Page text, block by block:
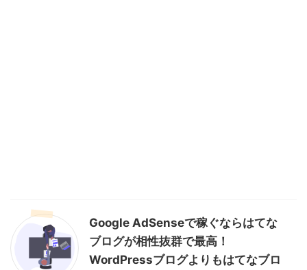
Google AdSenseで稼ぐならはてな
ブログが相性抜群で最高！
WordPressブログよりもはてなブロ